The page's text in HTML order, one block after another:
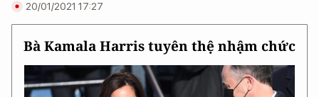
20/01/2021 17:27
Bà Kamala Harris tuyên thệ nhậm chức